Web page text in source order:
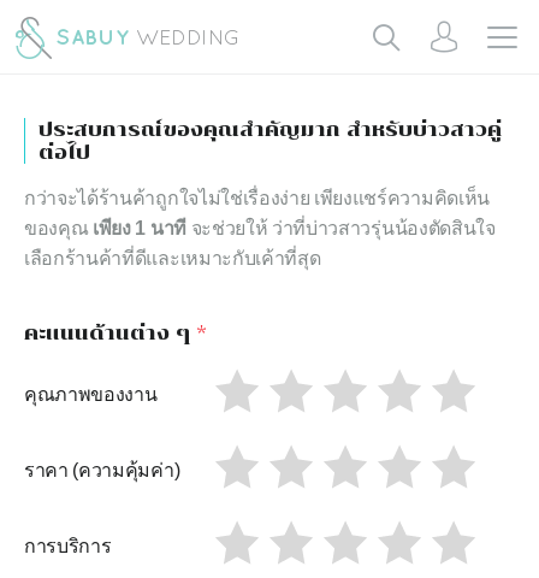
ประสบการณ์ของคุณสำคัญมาก สำหรับบ่าวสาวคู่
ต่อไป
กว่าจะได้ร้านค้าถูกใจไม่ใช่เรื่องง่าย เพียงแชร์ความคิดเห็น
ของคุณ เพียง 1 นาที จะช่วยให้ ว่าที่บ่าวสาวรุ่นน้องตัดสินใจ
เลือกร้านค้าที่ดีและเหมาะกับเค้าที่สุด
คะแนนด้านต่าง ๆ *
คุณภาพของงาน
ราคา (ความคุ้มค่า)
การบริการ